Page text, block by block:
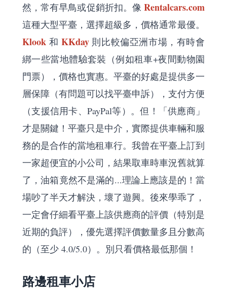
然，常有早鳥或促銷折扣。像 Rentalcars.com
這種大型平臺，選擇超級多，價格通常最優。
Klook 和 KKday則比較偏亞洲市場，有時會
綁一些當地體驗套裝（例如租車+夜間動物園
門票），價格也實惠。平臺的好處是提供多一
層保障（有問題可以找平臺申訴），支付方便
（支援信用卡、PayPal等）。但！「供應商」
才是關鍵！平臺只是中介，實際提供車輛和服
務的是合作的當地租車行。我曾在平臺上訂到
一家超便宜的小公司，結果取車時車況舊就算
了，油箱竟然不是滿的...理論上應該是的！當
場吵了半天才解決，壞了遊興。後來學乖了，
一定會仔細看平臺上該供應商的評價（特別是
近期的負評），優先選擇評價數量多且分數高
的（至少 4.0/5.0）。別只看價格最低那個！
路邊租車小店